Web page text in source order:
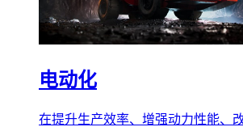
电动化
在提升生产效率、增强动力性能、